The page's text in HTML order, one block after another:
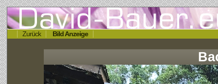
Zurück Bild Anzeige